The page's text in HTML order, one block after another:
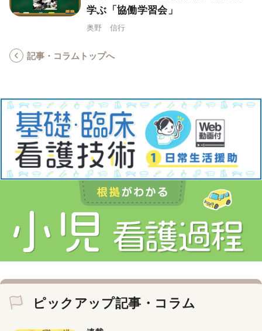
学ぶ「協働学習会」
奥野 信行
記事・コラムトップへ
ピックアップ記事・コラム